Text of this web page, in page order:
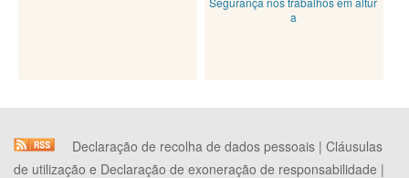
a
Declaração de recolha de dados pessoais | Cláusulas
de utilização e Declaração de exoneração de responsabilidade |